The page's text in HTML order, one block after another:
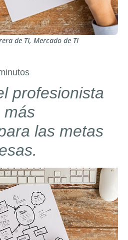
de TI, Mercado de TI
profesionista
más
las metas